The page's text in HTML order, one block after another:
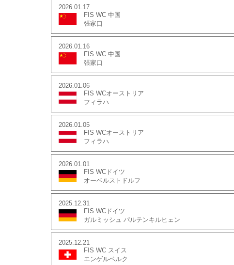
2026.01.17
FIS WC 中国
張家口
2026.01.16
FIS WC 中国
張家口
2026.01.06
FIS WCオーストリア
フィラハ
2026.01.05
FIS WCオーストリア
フィラハ
2026.01.01
FIS WCドイツ
オーベルストドルフ
2025.12.31
FIS WCドイツ
ガルミッシュ パルテンキルヒェン
2025.12.21
FIS WC スイス
エンゲルベルク